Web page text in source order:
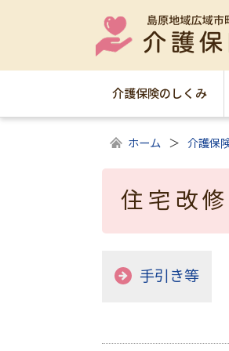
介護保険のしくみ
ホーム 介護保
住宅改
手引き等